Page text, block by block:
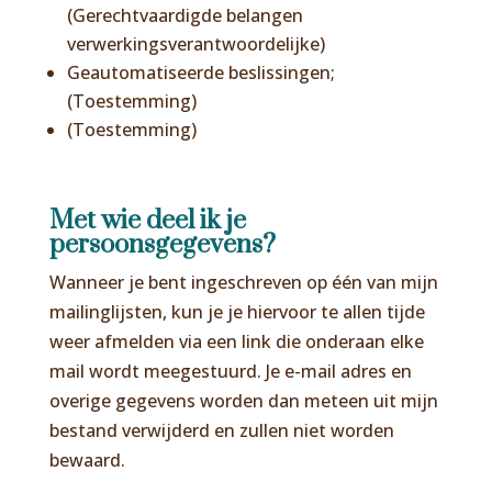
(Gerechtvaardigde belangen
verwerkingsverantwoordelijke)
Geautomatiseerde beslissingen;
(Toestemming)
(Toestemming)
Met wie deel ik je
persoonsgegevens?
Wanneer je bent ingeschreven op één van mijn
mailinglijsten, kun je je hiervoor te allen tijde
weer afmelden via een link die onderaan elke
mail wordt meegestuurd. Je e-mail adres en
overige gegevens worden dan meteen uit mijn
bestand verwijderd en zullen niet worden
bewaard.